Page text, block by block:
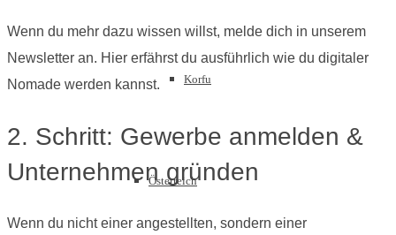
Korfu
Österreich
Wenn du mehr dazu wissen willst, melde dich in unserem
Newsletter an. Hier erfährst du ausführlich wie du digitaler
Nomade werden kannst.
2. Schritt: Gewerbe anmelden &
Unternehmen gründen
Wenn du nicht einer angestellten, sondern einer